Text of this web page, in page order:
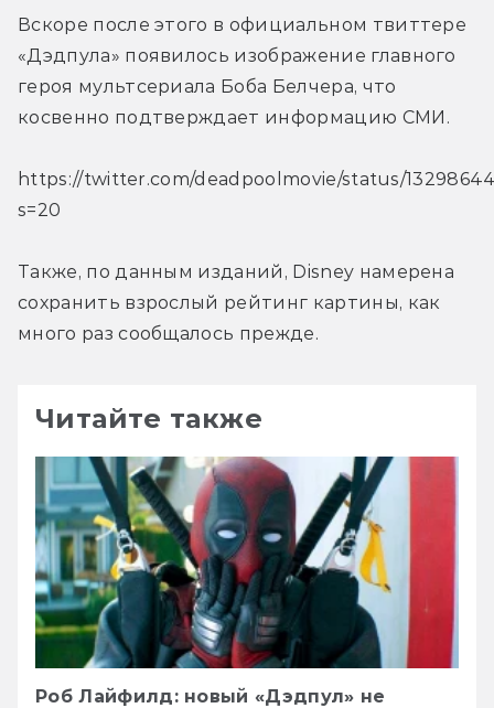
Вскоре после этого в официальном твиттере
«Дэдпула» появилось изображение главного
героя мультсериала Боба Белчера, что
косвенно подтверждает информацию СМИ.
https://twitter.com/deadpoolmovie/status/
s=20
Также, по данным изданий, Disney намерена
сохранить взрослый рейтинг картины, как
много раз сообщалось прежде.
Читайте также
Роб Лайфилд: новый «Дэдпул» не